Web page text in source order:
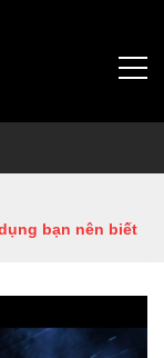
bạn nên biết